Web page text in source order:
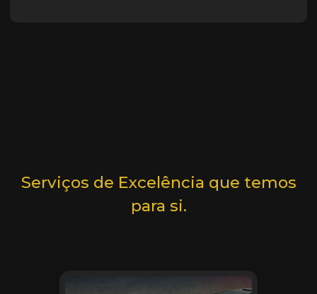
Serviços de Excelência que temos
para si.